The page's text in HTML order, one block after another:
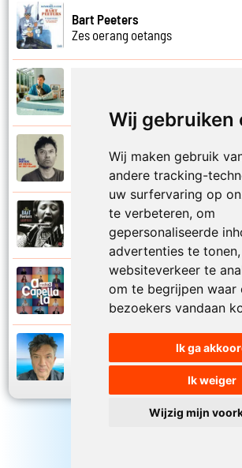
Wij gebruiken
Wij maken gebruik
andere tracking-
uw surfervaring op
te verbeteren, om
gepersonaliseerde
advertenties te
websiteverkeer te
om te begrijpen waar
bezoekers vandaan
Ik ga
Ik weiger
Wijzig mijn
Bart Peeters
Zes oerang oetangs
Bart Peeters
Zo van die zomerdagen
Bart Peeters
Zonder woorden
Bart Peeters en Impact Vocals
Zwemmen in de zee
Zwemmen in de zee